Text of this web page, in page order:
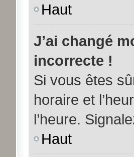
Haut
J’ai changé
incorrecte !
Si vous êtes
horaire et
l’heure.
Haut